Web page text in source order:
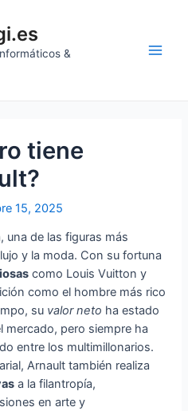
&
tiene
15, 2025
una de las figuras más
y la moda. Con su fortuna
como Louis Vuitton y
como el hombre más rico
su valor neto ha estado
mercado, pero siempre ha
entre los multimillonarios.
Arnault también realiza
a la filantropía,
en arte y